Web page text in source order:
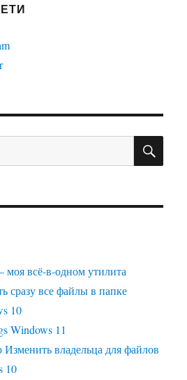
всё-в-одном утилита
сразу все файлы в папке
10
Windows 11
владельца для файлов
10